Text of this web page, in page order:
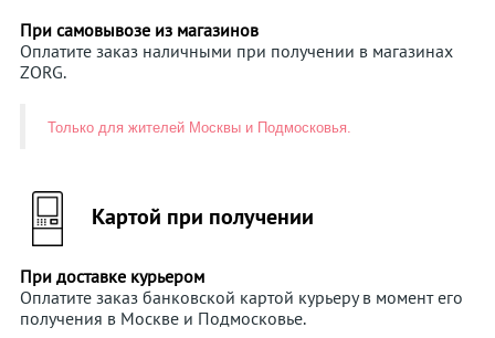
При самовывозе из магазинов
Оплатите заказ наличными при получении в магазинах
ZORG.
Только для жителей Москвы и Подмосковья.
Картой при получении
При доставке курьером
Оплатите заказ банковской картой курьеру в момент его
получения в Москве и Подмосковье.